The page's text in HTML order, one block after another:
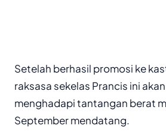
Setelah berhasil promosi ke
raksasa sekelas Prancis ini
menghadapi tantangan berat
September mendatang.